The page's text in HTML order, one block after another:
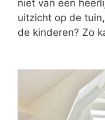
niet van een
uitzicht op de
de kinderen? Zo